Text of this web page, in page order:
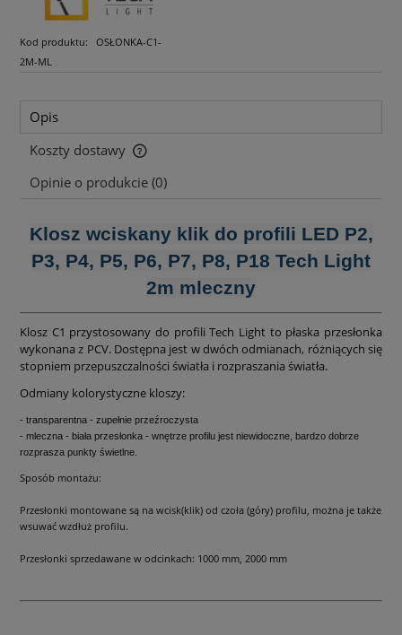
Kod produktu:
OSŁONKA-C1-
2M-ML
Opis
Koszty dostawy
Cena nie zawiera ewentualnych kosztów płatności
Opinie o produkcie (0)
Klosz wciskany klik do profili LED P2,
P3, P4, P5, P6, P7, P8, P18 Tech Light
2m mleczny
Klosz C1 przystosowany do profili Tech Light to płaska przesłonka
wykonana z PCV. Dostępna jest w dwóch odmianach, różniących się
stopniem przepuszczalności światła i rozpraszania światła.
Odmiany kolorystyczne kloszy:
- transparentna - zupełnie przeźroczysta
- mleczna - biała przesłonka - wnętrze profilu jest niewidoczne, bardzo dobrze
rozprasza punkty świetlne.
Sposób montażu:
Przesłonki montowane są na wcisk(klik) od czoła (góry) profilu, można je także
wsuwać wzdłuż profilu.
Przesłonki sprzedawane w odcinkach: 1000 mm, 2000 mm